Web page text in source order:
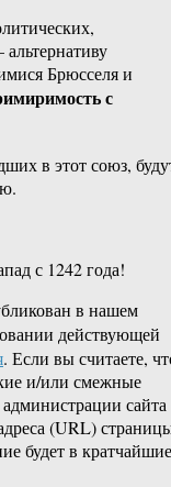
Брюсселя и
с
в этот союз,
с 1242 года!
в нашем
действующей
. Если вы считаете,
и/или смежные
сайта
(URL)
будет в кратчайшие